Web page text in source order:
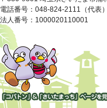
電話番号：048-824-2111（代表）
法人番号：1000020110001
「コバトン」&「さいたまっ